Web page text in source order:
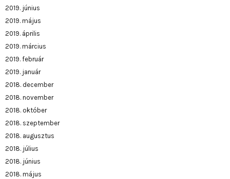
2019. június
2019. május
2019. április
2019. március
2019. február
2019. január
2018. december
2018. november
2018. október
2018. szeptember
2018. augusztus
2018. július
2018. június
2018. május